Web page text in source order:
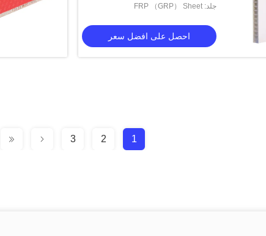
جلد: FRP （GRP） Sheet
احصل على افضل سعر
1
2
3